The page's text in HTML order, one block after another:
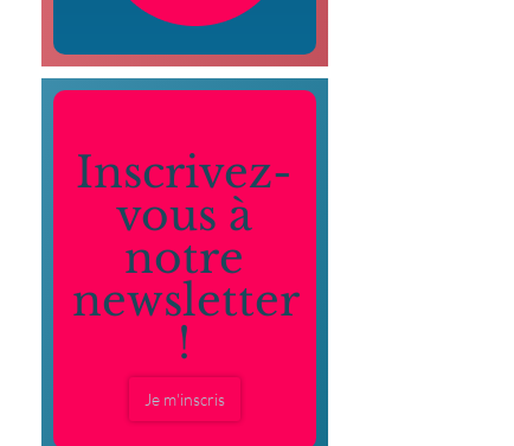
Inscrivez-
vous à
notre
newsletter
!
Je m'inscris